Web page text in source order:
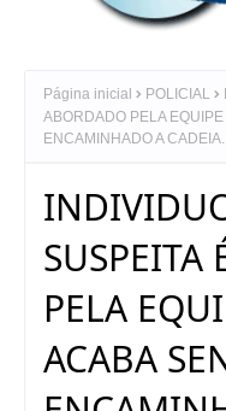
Página inicial POLICIAL
ABORDADO PELA
ENCAMINHADO A CADEIA.
SUSPEITA
PELA
ACABA